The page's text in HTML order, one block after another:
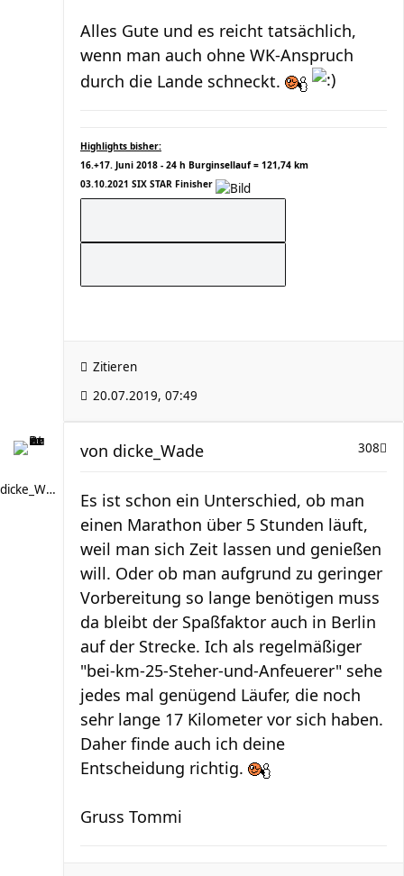
Alles Gute und es reicht tatsächlich,
wenn man auch ohne WK-Anspruch
durch die Lande schneckt.
Highlights bisher:
16.+17. Juni 2018 - 24 h Burginsellauf = 121,74 km
03.10.2021 SIX STAR Finisher
Zitieren
20.07.2019, 07:49
dicke_Wade
308
von dicke_Wade
Es ist schon ein Unterschied, ob man
einen Marathon über 5 Stunden läuft,
weil man sich Zeit lassen und genießen
will. Oder ob man aufgrund zu geringer
Vorbereitung so lange benötigen muss
da bleibt der Spaßfaktor auch in Berlin
auf der Strecke. Ich als regelmäßiger
"bei-km-25-Steher-und-Anfeuerer" sehe
jedes mal genügend Läufer, die noch
sehr lange 17 Kilometer vor sich haben.
Daher finde auch ich deine
Entscheidung richtig.
Gruss Tommi